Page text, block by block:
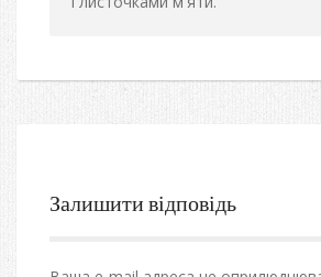
Залишити відповідь